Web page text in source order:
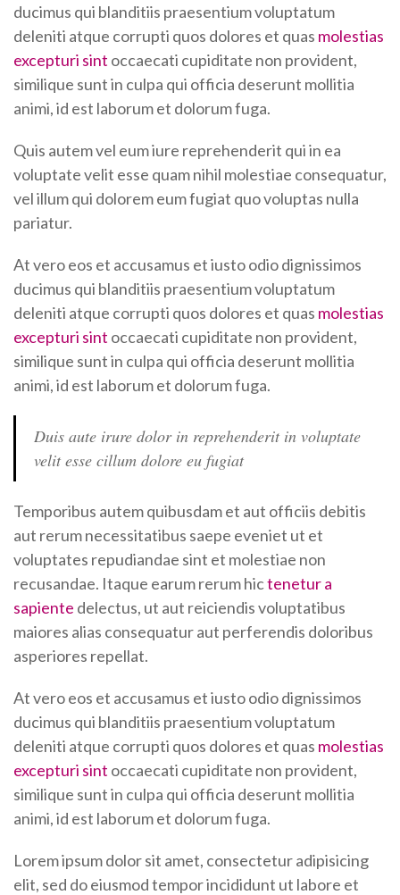
ducimus qui blanditiis praesentium voluptatum
deleniti atque corrupti quos dolores et quas molestias
excepturi sint occaecati cupiditate non provident,
similique sunt in culpa qui officia deserunt mollitia
animi, id est laborum et dolorum fuga.
Quis autem vel eum iure reprehenderit qui in ea
voluptate velit esse quam nihil molestiae consequatur,
vel illum qui dolorem eum fugiat quo voluptas nulla
pariatur.
At vero eos et accusamus et iusto odio dignissimos
ducimus qui blanditiis praesentium voluptatum
deleniti atque corrupti quos dolores et quas molestias
excepturi sint occaecati cupiditate non provident,
similique sunt in culpa qui officia deserunt mollitia
animi, id est laborum et dolorum fuga.
Duis aute irure dolor in reprehenderit in voluptate
velit esse cillum dolore eu fugiat
Temporibus autem quibusdam et aut officiis debitis
aut rerum necessitatibus saepe eveniet ut et
voluptates repudiandae sint et molestiae non
recusandae. Itaque earum rerum hictenetur a
sapiente delectus, ut aut reiciendis voluptatibus
maiores alias consequatur aut perferendis doloribus
asperiores repellat.
At vero eos et accusamus et iusto odio dignissimos
ducimus qui blanditiis praesentium voluptatum
deleniti atque corrupti quos dolores et quas molestias
excepturi sint occaecati cupiditate non provident,
similique sunt in culpa qui officia deserunt mollitia
animi, id est laborum et dolorum fuga.
Lorem ipsum dolor sit amet, consectetur adipisicing
elit, sed do eiusmod tempor incididunt ut labore et